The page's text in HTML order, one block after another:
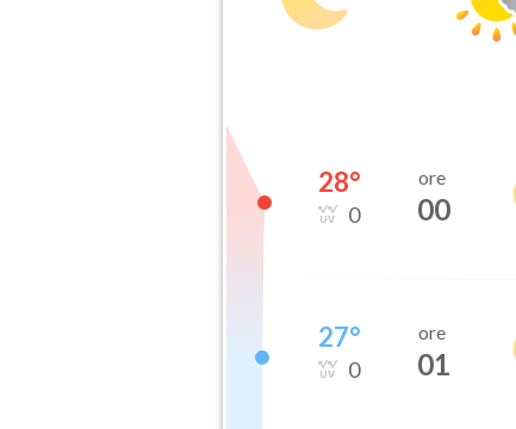
28°
0
ore
00
27°
0
ore
01